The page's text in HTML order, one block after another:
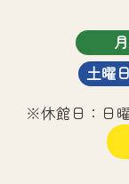
土曜
※休館日：日